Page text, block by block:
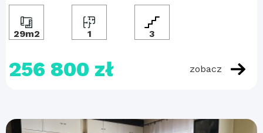
29m2 1 3
256 800 zł zobacz